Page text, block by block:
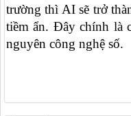
trường thì AI sẽ trở
tiềm ẩn. Đây chính là
nguyên công nghệ số.